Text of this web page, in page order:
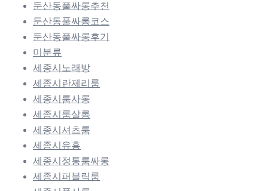
둔산동풀싸롱추천
둔산동풀싸롱코스
둔산동풀싸롱후기
미분류
세종시노래방
세종시란제리룸
세종시룸사롱
세종시룸살롱
세종시셔츠룸
세종시유흥
세종시정통룸싸롱
세종시퍼블릭룸